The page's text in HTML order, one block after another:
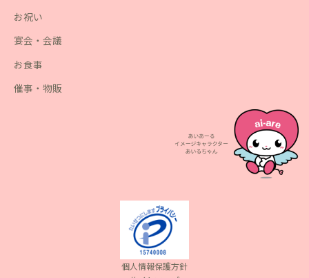
お祝い
宴会・会議
お食事
催事・物販
個人情報保護方針